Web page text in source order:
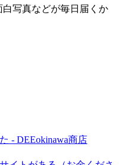
白写真などが毎日届くか